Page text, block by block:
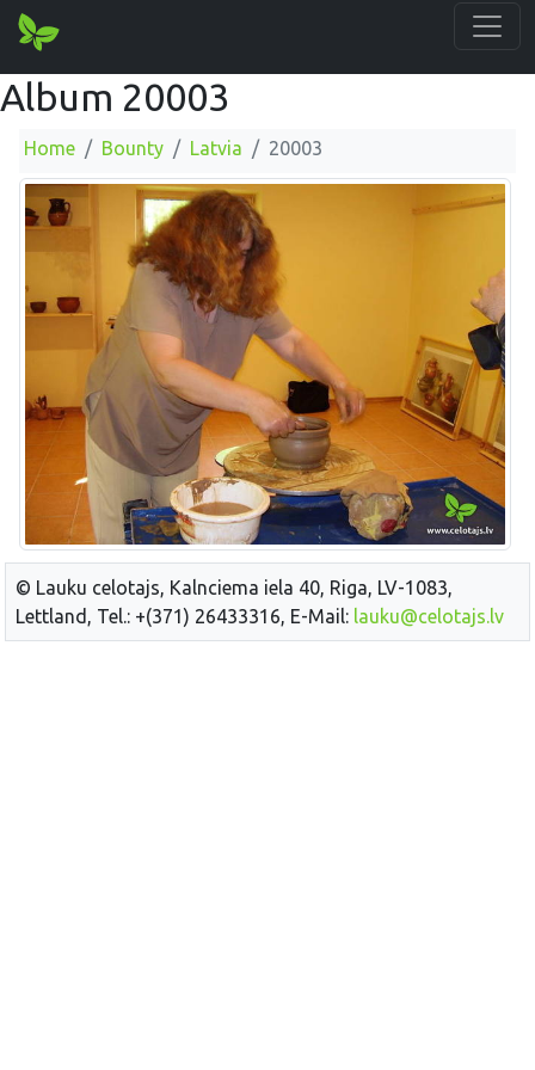
Album 20003
Home Bounty Latvia 20003
© Lauku celotajs, Kalnciema iela 40, Riga, LV-1083,
Lettland, Tel.: +(371) 26433316, E-Mail: lauku@celotajs.lv